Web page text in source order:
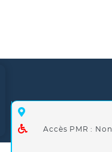
Accès PMR : Non